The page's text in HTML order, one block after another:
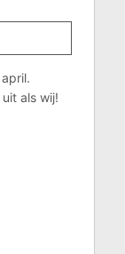
als wij!